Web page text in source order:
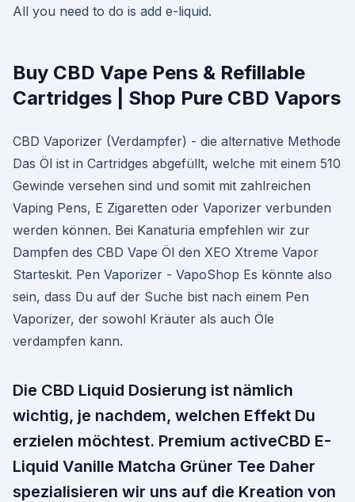
All you need to do is add e-liquid.
Buy CBD Vape Pens & Refillable
Cartridges | Shop Pure CBD Vapors
CBD Vaporizer (Verdampfer) - die alternative Methode
Das Öl ist in Cartridges abgefüllt, welche mit einem 510
Gewinde versehen sind und somit mit zahlreichen
Vaping Pens, E Zigaretten oder Vaporizer verbunden
werden können. Bei Kanaturia empfehlen wir zur
Dampfen des CBD Vape Öl den XEO Xtreme Vapor
Starteskit. Pen Vaporizer - VapoShop Es könnte also
sein, dass Du auf der Suche bist nach einem Pen
Vaporizer, der sowohl Kräuter als auch Öle
verdampfen kann.
Die CBD Liquid Dosierung ist nämlich
wichtig, je nachdem, welchen Effekt Du
erzielen möchtest. Premium activeCBD E-
Liquid Vanille Matcha Grüner Tee Daher
spezialisieren wir uns auf die Kreation von